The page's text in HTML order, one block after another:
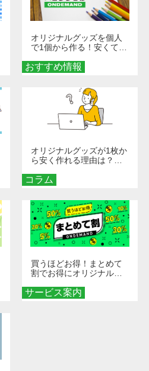
おすすめ情報
オリジナルグッズを個人
で1個から作る！安くて簡
秘訣
コラム
オリジナルグッズが1枚か
ら安く作れる理由は？オ
とメリットを解説
サービス案内
買うほどお得！まとめて
割でお得にオリジナルグ